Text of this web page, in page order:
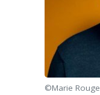
©Marie Rouge